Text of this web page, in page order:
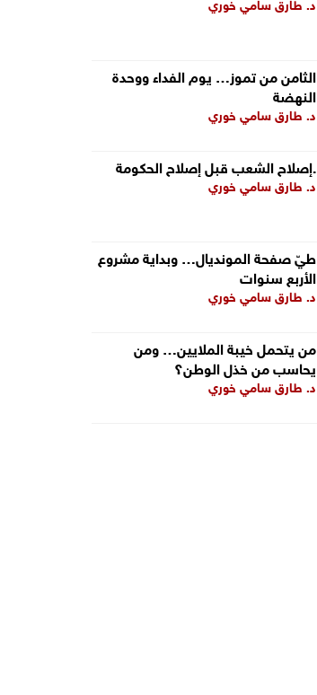
الثامن من تموز… يوم الفداء ووحدة
النهضة
د. طارق سامي خوري
إصلاح الشعب قبل إصلاح الحكومة.
د. طارق سامي خوري
طيّ صفحة المونديال… وبداية مشروع
الأربع سنوات
د. طارق سامي خوري
من يتحمل خيبة الملايين… ومن
يحاسب من خذل الوطن؟
د. طارق سامي خوري